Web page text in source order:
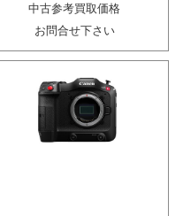
中古参考買取価格
お問合せ下さい